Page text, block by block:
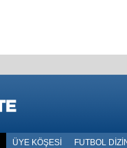
ÜYE KÖŞESI FUTBOL